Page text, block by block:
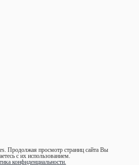
Продолжая просмотр страниц сайта Вы
с их использованием.
конфиденциальности.